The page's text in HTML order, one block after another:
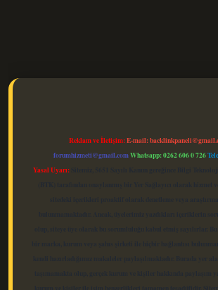
Reklam ve İletişim:E-mail:
forumhizmeti@gmail.comWhatsapp: 0262 606 0 726
Yasal Uyarı: